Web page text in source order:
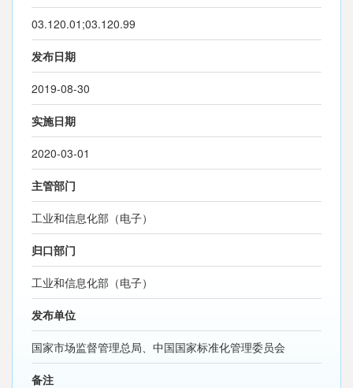
03.120.01;03.120.99
发布日期
2019-08-30
实施日期
2020-03-01
主管部门
工业和信息化部（电子）
归口部门
工业和信息化部（电子）
发布单位
国家市场监督管理总局、中国国家标准化管理委员会
备注